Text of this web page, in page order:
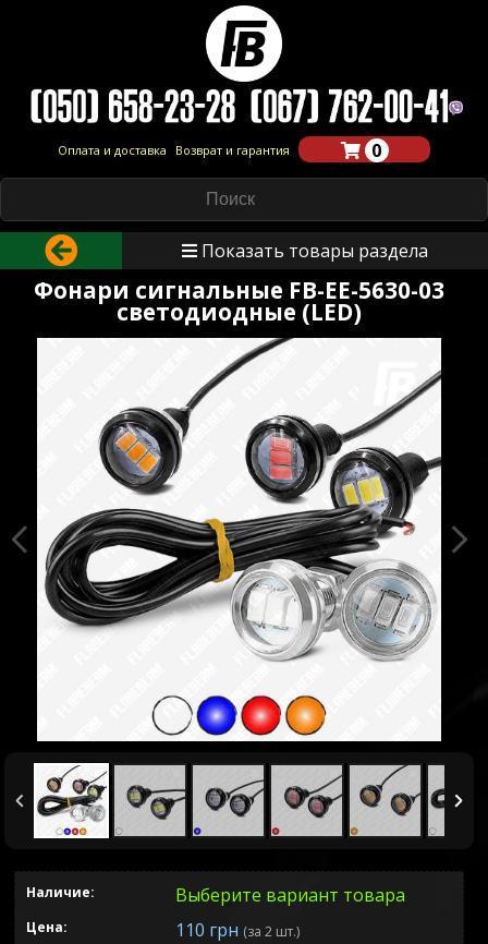
Оплата и доставка Возврат и гарантия 0
Показать товары раздела
Фонари сигнальные FB-EE-5630-03
светодиодные (LED)
Наличие: Выберите вариант товара
Цена: 110 грн (за 2 шт.)